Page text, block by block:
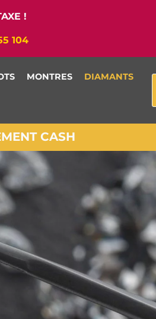
!
104
MONTRES DIAMANTS
CASH